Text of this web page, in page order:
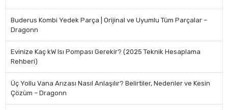
Buderus Kombi Yedek Parça | Orijinal ve Uyumlu Tüm Parçalar –
Dragonn
Evinize Kaç kW Isı Pompası Gerekir? (2025 Teknik Hesaplama
Rehberi)
Üç Yollu Vana Arızası Nasıl Anlaşılır? Belirtiler, Nedenler ve Kesin
Çözüm – Dragonn